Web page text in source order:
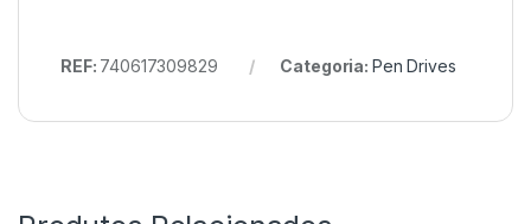
REF: 740617309829 Categoria: Pen Drives